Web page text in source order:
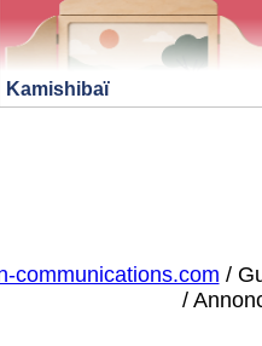
Kamishibaï
communications.com /
/